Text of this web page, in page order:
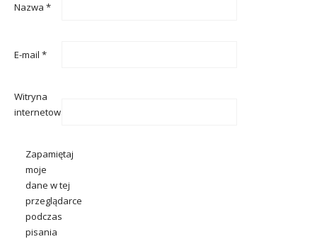
Nazwa *
E-mail *
Witryna
internetowa
Zapamiętaj
moje
dane w tej
przeglądarce
podczas
pisania